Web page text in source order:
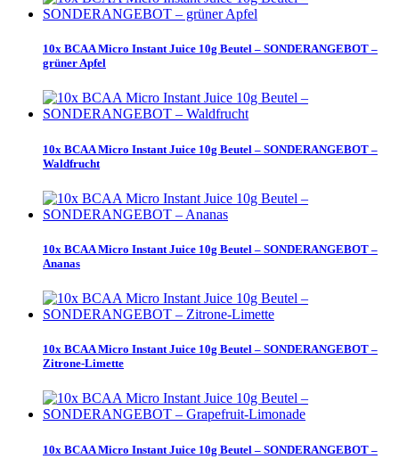
10x BCAA Micro Instant Juice 10g Beutel – SONDERANGEBOT –
grüner Apfel
10x BCAA Micro Instant Juice 10g Beutel – SONDERANGEBOT –
Waldfrucht
10x BCAA Micro Instant Juice 10g Beutel – SONDERANGEBOT –
Ananas
10x BCAA Micro Instant Juice 10g Beutel – SONDERANGEBOT –
Zitrone-Limette
10x BCAA Micro Instant Juice 10g Beutel – SONDERANGEBOT –